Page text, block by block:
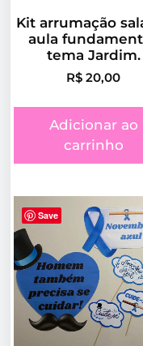
Kit arrumação
aula
tema Jardim.
R$ 20,00
Adicionar ao
carrinho
Save